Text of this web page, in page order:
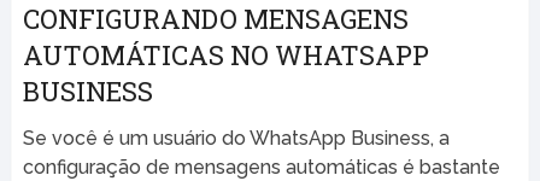
CONFIGURANDO MENSAGENS
AUTOMÁTICAS NO WHATSAPP
BUSINESS
Se você é um usuário do WhatsApp Business, a
configuração de mensagens automáticas é bastante